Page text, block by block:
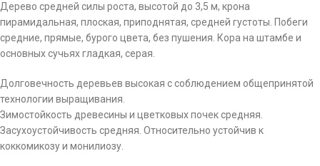
Дерево средней силы роста, высотой до 3,5 м, крона
пирамидальная, плоская, приподнятая, средней густоты. Побеги
средние, прямые, бурого цвета, без пушения. Кора на штамбе и
основных сучьях гладкая, серая.
Долговечность деревьев высокая с соблюдением общепринятой
технологии выращивания.
Зимостойкость древесины и цветковых почек средняя.
Засухоустойчивость средняя. Относительно устойчив к
коккомикозу и монилиозу.